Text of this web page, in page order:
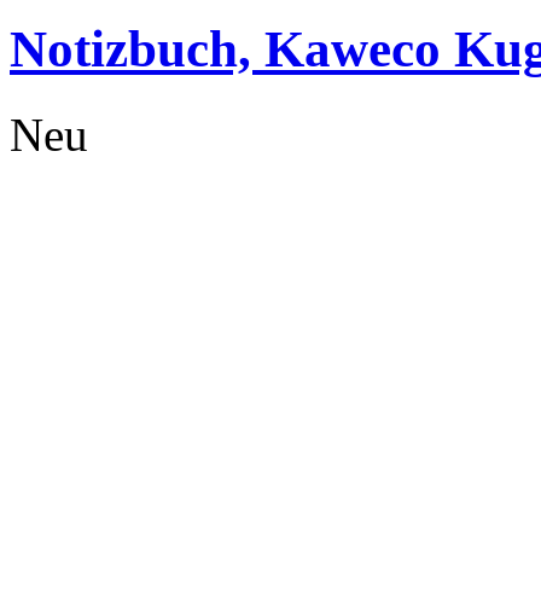
Notizbuch, Kaweco
Neu